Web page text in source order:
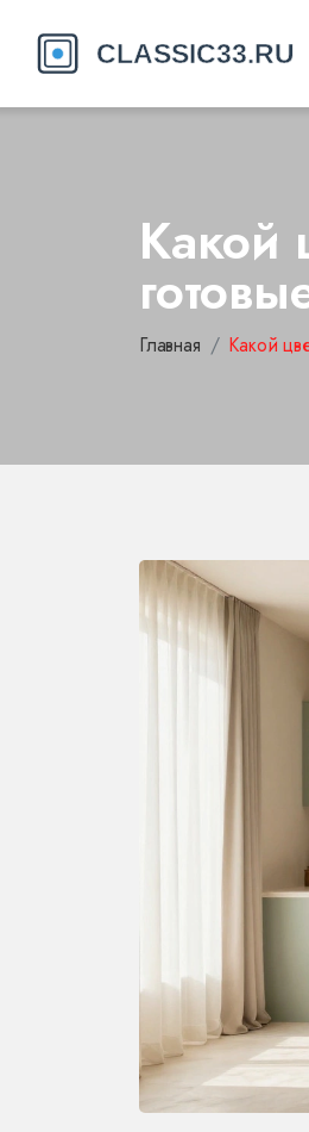
Какой
Главная Какой